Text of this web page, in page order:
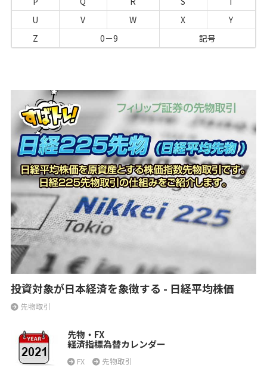
U
V W X
Y
Z
0－9 記号
投資対象が日本経済を象徴する - 日経平均株価
先物取引
先物・FX
経済指標為替カレンダー
FX 先物取引